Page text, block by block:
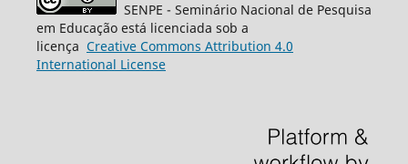
SENPE - Seminário Nacional de Pesquisa
em Educação está licenciada sob a
licença Creative Commons Attribution 4.0
International License